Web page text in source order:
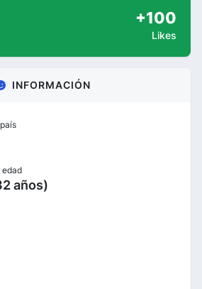
+100
Likes
INFORMACIÓN
edad
años)